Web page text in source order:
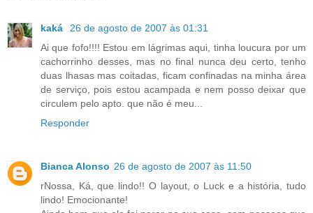
kaká
26 de agosto de 2007 às 01:31
Ai que fofo!!!! Estou em lágrimas aqui, tinha loucura por um
cachorrinho desses, mas no final nunca deu certo, tenho
duas lhasas mas coitadas, ficam confinadas na minha área
de serviço, pois estou acampada e nem posso deixar que
circulem pelo apto. que não é meu...
Responder
Bianca Alonso 26 de agosto de 2007 às 11:50
rNossa, Ká, que lindo!! O layout, o Luck e a história, tudo
lindo! Emocionante!